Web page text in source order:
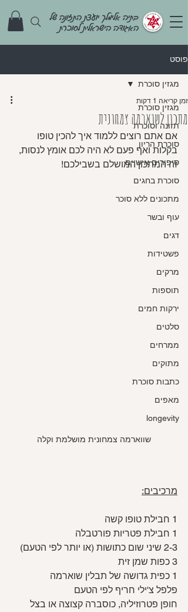
בתיה אלימלך יועצת התזונה של
האגודה הישראלית לסוכרת
פוסט
מגזין סוכרת
תזונה וסוכרת
סוכרת הריון
סיפורים אישיים
סוכרת בחגים
מתכונים ללא סוכר
עוף ובשר
דגים
פשטידות
מרקים
תוספות
ירקות חמים
סלטים
ממרחים
מתוקים
כתבות סוכרת
מאפים
longevity
מגזין סוכרת
מתכון לשוארמה צמחונית
זמן קריאה 1 דקות
אם אתם רוצים ללמוד איך להכין טופו
בקלות ואף פעם לא היה לכם אומץ לנסות,
זה המתכון המושלם בשבילכם!
שווארמה צמחונית מושלמת וקלה
מרכיבים:
1 חבילת טופו קשה
1 חבילת פטריות פורטבלה
2-3 שיני שום כתושות (או יותר לפי הטעם)
3 כפות שמן זית
1 כפית גדושה של תבלין שוארמה
פלפל צ'ילי חריף לפי הטעם
חופן פטרוזיליה, כוסברה קצוצה או בצל